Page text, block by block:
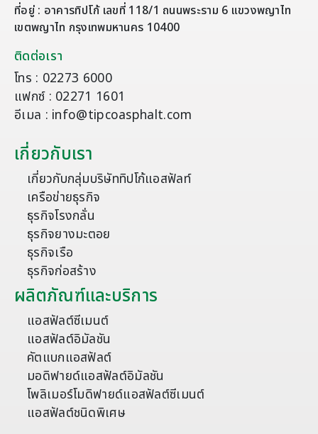
ที่อยู่ : อาคารทิปโก้ เลขที่ 118/1 ถนนพระราม 6 แขวงพญาไท
เขตพญาไท กรุงเทพมหานคร 10400
ติดต่อเรา
โทร : 02273 6000
แฟกซ์ : 02271 1601
อีเมล : info@tipcoasphalt.com
เกี่ยวกับเรา
เกี่ยวกับกลุ่มบริษัททิปโก้แอสฟัลท์
เครือข่ายธุรกิจ
ธุรกิจโรงกลั่น
ธุรกิจยางมะตอย
ธุรกิจเรือ
ธุรกิจก่อสร้าง
ผลิตภัณฑ์และบริการ
แอสฟัลต์ซีเมนต์
แอสฟัลต์อิมัลชัน
คัตแบกแอสฟัลต์
มอดิฟายด์แอสฟัลต์อิมัลชัน
โพลิเมอร์โมดิฟายด์แอสฟัลต์ซีเมนต์
แอสฟัลต์ชนิดพิเศษ